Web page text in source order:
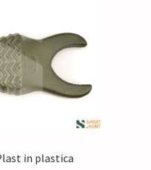
in plastica